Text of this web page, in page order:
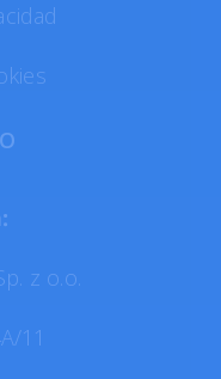
z o.o.
11